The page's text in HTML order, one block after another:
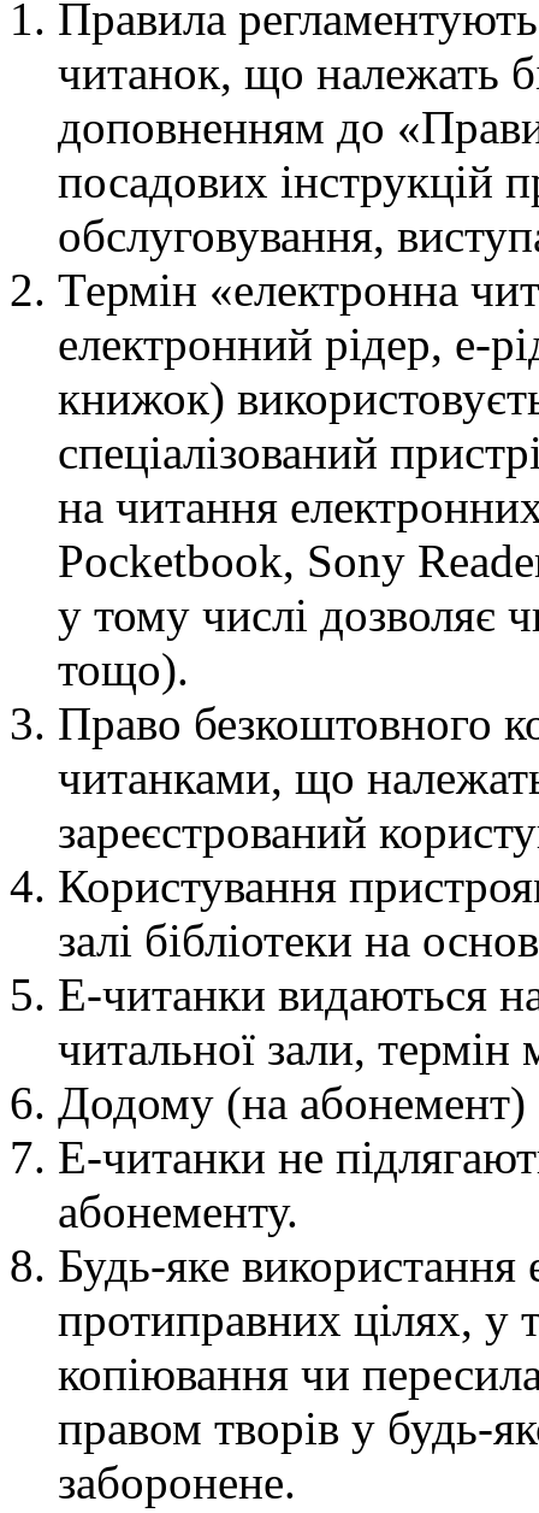
Правила
читанок, що належать
доповненням до
посадових інструкцій
обслуговування,
Термін «електронна
електронний рідер, е-
книжок)
спеціалізований
на читання
Pocketbook, Sony
у тому числі дозволяє
тощо).
Право безкоштовного
читанками, що
зареєстрований
Користування
залі бібліотеки на
E-читанки видаються
читальної зали,
Додому (на абонемент)
E-читанки не
абонементу.
Будь-яке використання
протиправних цілях, у
копіювання чи
правом творів у будь-
заборонене.